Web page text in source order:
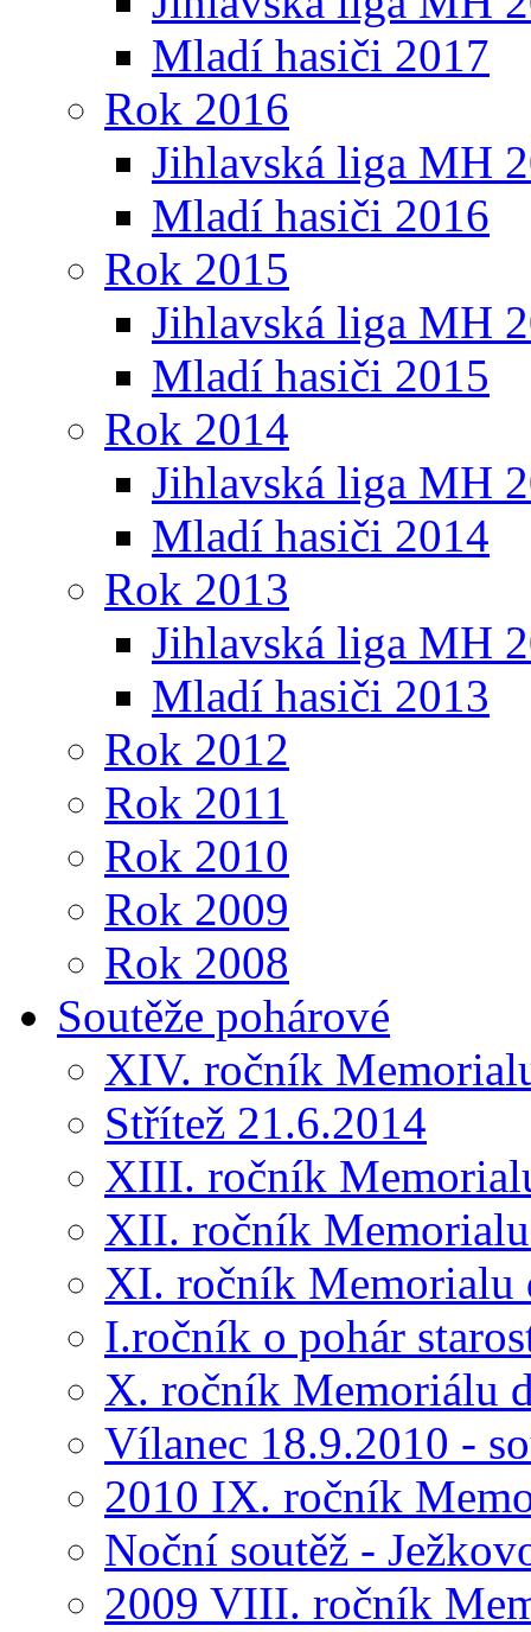
Mladí hasiči 2017
Rok 2016
Jihlavská liga MH
Mladí hasiči 2016
Rok 2015
Jihlavská liga MH
Mladí hasiči 2015
Rok 2014
Jihlavská liga MH
Mladí hasiči 2014
Rok 2013
Jihlavská liga MH
Mladí hasiči 2013
Rok 2012
Rok 2011
Rok 2010
Rok 2009
Rok 2008
Soutěže pohárové
XIV. ročník
Střítež 21.6.2014
XIII. ročník
XII. ročník
XI. ročník Memorialu
I.ročník o pohár
X. ročník Memoriálu
Vílanec 18.9.2010 -
2010 IX. ročník
Noční soutěž -
2009 VIII. ročník